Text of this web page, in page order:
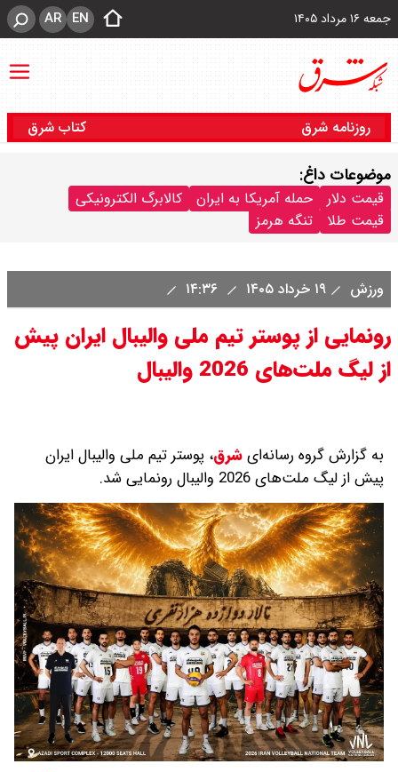
جمعه ۱۶ مرداد ۱۴۰۵ EN
AR
روزنامه شرق کتاب شرق
موضوعات داغ:
قیمت دلار حمله آمریکا به ایران
کالابرگ الکترونیکی
قیمت طلا
تنگه هرمز
ورزش ۱۹ خرداد ۱۴۰۵
رونمایی از پوستر تیم ملی والیبال ایران پیش
از لیگ ملت‌های 2026 والیبال
به گزارش گروه رسانه‌ایشرق، پوستر تیم ملی والیبال ایران
پیش از لیگ ملت‌های 2026 والیبال رونمایی شد.